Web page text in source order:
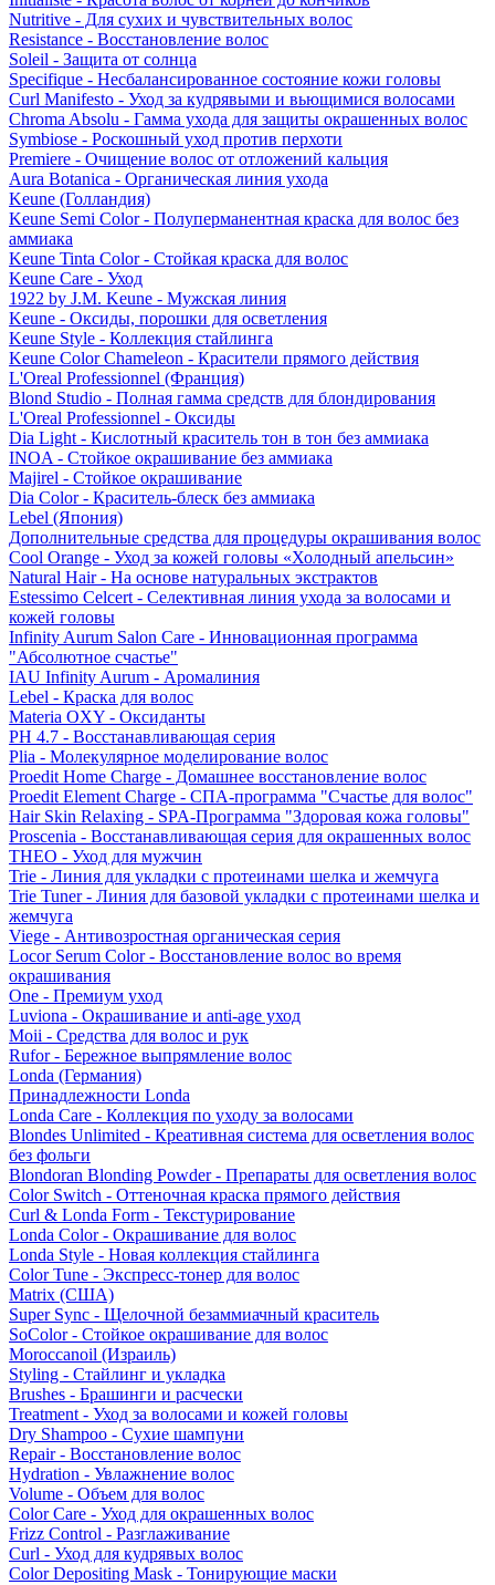
Nutritive - Для сухих и чувствительных волос
Resistance - Восстановление волос
Soleil - Защита от солнца
Specifique - Несбалансированное состояние кожи головы
Curl Manifesto - Уход за кудрявыми и вьющимися волосами
Chroma Absolu - Гамма ухода для защиты окрашенных волос
Symbiose - Роскошный уход против перхоти
Premiere - Очищение волос от отложений кальция
Aura Botanica - Органическая линия ухода
Keune (Голландия)
Keune Semi Color - Полуперманентная краска для волос без
аммиака
Keune Tinta Color - Стойкая краска для волос
Keune Care - Уход
1922 by J.M. Keune - Мужская линия
Keune - Оксиды, порошки для осветления
Keune Style - Коллекция стайлинга
Keune Color Chameleon - Красители прямого действия
L'Oreal Professionnel (Франция)
Blond Studio - Полная гамма средств для блондирования
L'Oreal Professionnel - Оксиды
Dia Light - Кислотный краситель тон в тон без аммиака
INOA - Стойкое окрашивание без аммиака
Majirel - Стойкое окрашивание
Dia Color - Краситель-блеск без аммиака
Lebel (Япония)
Дополнительные средства для процедуры окрашивания волос
Cool Orange - Уход за кожей головы «Холодный апельсин»
Natural Hair - На основе натуральных экстрактов
Estessimo Celcert - Селективная линия ухода за волосами и
кожей головы
Infinity Aurum Salon Care - Инновационная программа
"Абсолютное счастье"
IAU Infinity Aurum - Аромалиния
Lebel - Краска для волос
Materia OXY - Оксиданты
PH 4.7 - Восстанавливающая серия
Plia - Молекулярное моделирование волос
Proedit Home Charge - Домашнее восстановление волос
Proedit Element Charge - СПА-программа "Счастье для волос"
Hair Skin Relaxing - SPA-Программа "Здоровая кожа головы"
Proscenia - Восстанавливающая серия для окрашенных волос
THEO - Уход для мужчин
Trie - Линия для укладки с протеинами шелка и жемчуга
Trie Tuner - Линия для базовой укладки с протеинами шелка и
жемчуга
Viege - Антивозростная органическая серия
Locor Serum Color - Восстановление волос во время
окрашивания
One - Премиум уход
Luviona - Окрашивание и anti-age уход
Moii - Средства для волос и рук
Rufor - Бережное выпрямление волос
Londa (Германия)
Принадлежности Londa
Londa Care - Коллекция по уходу за волосами
Blondes Unlimited - Креативная система для осветления волос
без фольги
Blondoran Blonding Powder - Препараты для осветления волос
Color Switch - Оттеночная краска прямого действия
Curl & Londa Form - Текстурирование
Londa Color - Окрашивание для волос
Londa Style - Новая коллекция стайлинга
Color Tune - Экспресс-тонер для волос
Matrix (США)
Super Sync - Щелочной безаммиачный краситель
SoColor - Стойкое окрашивание для волос
Moroccanoil (Израиль)
Styling - Стайлинг и укладка
Brushes - Брашинги и расчески
Treatment - Уход за волосами и кожей головы
Dry Shampoo - Сухие шампуни
Repair - Восстановление волос
Hydration - Увлажнение волос
Volume - Объем для волос
Color Care - Уход для окрашенных волос
Frizz Control - Разглаживание
Curl - Уход для кудрявых волос
Color Depositing Mask - Тонирующие маски